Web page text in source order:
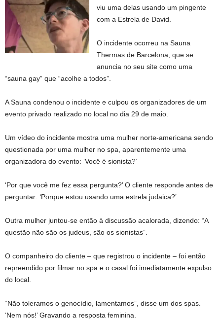
viu uma delas usando um pingente
com a Estrela de David.
O incidente ocorreu na Sauna
Thermas de Barcelona, ​​que se
anuncia no seu site como uma
“sauna gay” que “acolhe a todos”.
A Sauna condenou o incidente e culpou os organizadores de um
evento privado realizado no local no dia 29 de maio.
Um vídeo do incidente mostra uma mulher norte-americana sendo
questionada por uma mulher no spa, aparentemente uma
organizadora do evento: ‘Você é sionista?’
‘Por que você me fez essa pergunta?’ O cliente responde antes de
perguntar: ‘Porque estou usando uma estrela judaica?’
Outra mulher juntou-se então à discussão acalorada, dizendo: “A
questão não são os judeus, são os sionistas”.
O companheiro do cliente – que registrou o incidente – foi então
repreendido por filmar no spa e o casal foi imediatamente expulso
do local.
“Não toleramos o genocídio, lamentamos”, disse um dos spas.
‘Nem nós!’ Gravando a resposta feminina.